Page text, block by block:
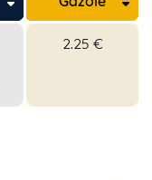
2.25 €